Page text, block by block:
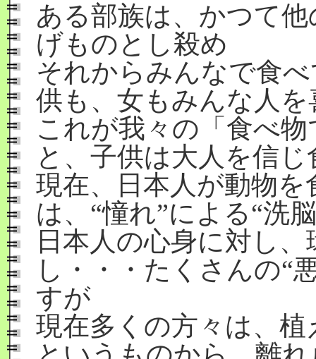
ある部族は、かつて
げものとし殺め
それからみんなで食
供も、女もみんな人
これが我々の「食べ
と、子供は大人を信
現在、日本人が動物
は、“憧れ”による“洗
日本人の心身に対し
し・・・たくさんの“
すが
現在多くの方々は、